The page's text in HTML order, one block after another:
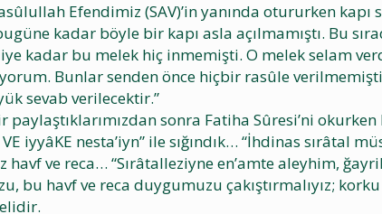
Efendimiz (SAV)’in yanında otururken kapı
kadar böyle bir kapı asla açılmamıştı. Bu
kadar bu melek hiç inmemişti. O melek selam
Bunlar senden önce hiçbir rasûle
sevab verilecektir.”
sonra Fatiha Sûresi’ni
iyyâKE nesta’iyn” ile sığındık… “İhdinas sırâtal
ve reca… “Sırâtalleziyne en’amte aleyhim,
havf ve reca duygumuzu çakıştırmalıyız;